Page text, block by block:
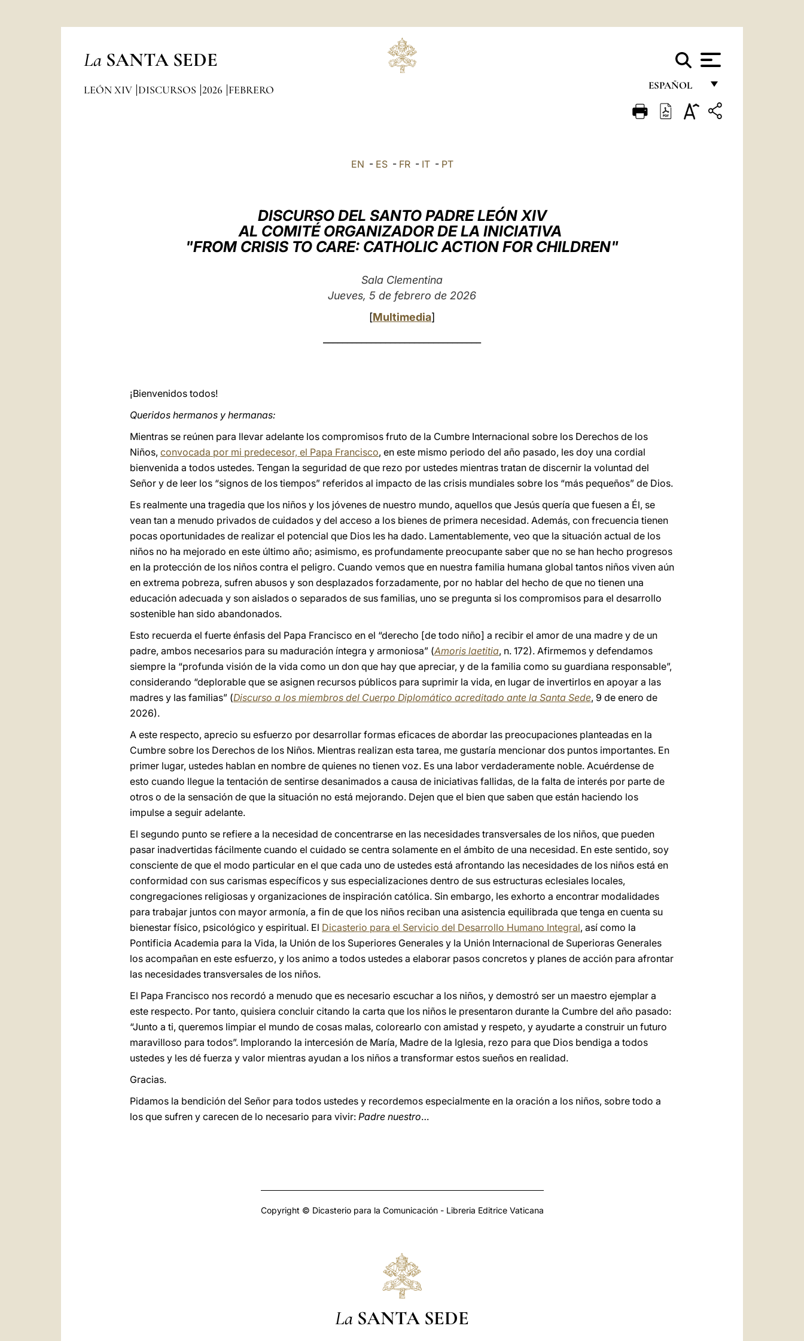
La SANTA SEDE
ESPAÑOL
FRANÇAIS
LEÓN XIV DISCURSOS 2026 FEBRERO
EN - ES- FR- IT- PT
DISCURSO DEL SANTO PADRE LEÓN XIV
AL COMITÉ ORGANIZADOR DE LA INICIATIVA
"FROM CRISIS TO CARE: CATHOLIC ACTION FOR CHILDREN"
Sala Clementina
Jueves, 5 de febrero de 2026
[Multimedia]
¡Bienvenidos todos!
Queridos hermanos y hermanas:
Mientras se reúnen para llevar adelante los compromisos fruto de la Cumbre Internacional sobre los Derechos de los
Niños, convocada por mi predecesor, el Papa Francisco, en este mismo periodo del año pasado, les doy una cordial
bienvenida a todos ustedes. Tengan la seguridad de que rezo por ustedes mientras tratan de discernir la voluntad del
Señor y de leer los “signos de los tiempos” referidos al impacto de las crisis mundiales sobre los “más pequeños” de Dios.
Es realmente una tragedia que los niños y los jóvenes de nuestro mundo, aquellos que Jesús quería que fuesen a Él, se
vean tan a menudo privados de cuidados y del acceso a los bienes de primera necesidad. Además, con frecuencia tienen
pocas oportunidades de realizar el potencial que Dios les ha dado. Lamentablemente, veo que la situación actual de los
niños no ha mejorado en este último año; asimismo, es profundamente preocupante saber que no se han hecho progresos
en la protección de los niños contra el peligro. Cuando vemos que en nuestra familia humana global tantos niños viven aún
en extrema pobreza, sufren abusos y son desplazados forzadamente, por no hablar del hecho de que no tienen una
educación adecuada y son aislados o separados de sus familias, uno se pregunta si los compromisos para el desarrollo
sostenible han sido abandonados.
Esto recuerda el fuerte énfasis del Papa Francisco en el “derecho [de todo niño] a recibir el amor de una madre y de un
padre, ambos necesarios para su maduración íntegra y armoniosa” (Amoris laetitia, n. 172). Afirmemos y defendamos
siempre la “profunda visión de la vida como un don que hay que apreciar, y de la familia como su guardiana responsable”,
considerando “deplorable que se asignen recursos públicos para suprimir la vida, en lugar de invertirlos en apoyar a las
madres y las familias” (Discurso a los miembros del Cuerpo Diplomático acreditado ante la Santa Sede, 9 de enero de
2026).
A este respecto, aprecio su esfuerzo por desarrollar formas eficaces de abordar las preocupaciones planteadas en la
Cumbre sobre los Derechos de los Niños. Mientras realizan esta tarea, me gustaría mencionar dos puntos importantes. En
primer lugar, ustedes hablan en nombre de quienes no tienen voz. Es una labor verdaderamente noble. Acuérdense de
esto cuando llegue la tentación de sentirse desanimados a causa de iniciativas fallidas, de la falta de interés por parte de
otros o de la sensación de que la situación no está mejorando. Dejen que el bien que saben que están haciendo los
impulse a seguir adelante.
El segundo punto se refiere a la necesidad de concentrarse en las necesidades transversales de los niños, que pueden
pasar inadvertidas fácilmente cuando el cuidado se centra solamente en el ámbito de una necesidad. En este sentido, soy
consciente de que el modo particular en el que cada uno de ustedes está afrontando las necesidades de los niños está en
conformidad con sus carismas específicos y sus especializaciones dentro de sus estructuras eclesiales locales,
congregaciones religiosas y organizaciones de inspiración católica. Sin embargo, les exhorto a encontrar modalidades
para trabajar juntos con mayor armonía, a fin de que los niños reciban una asistencia equilibrada que tenga en cuenta su
bienestar físico, psicológico y espiritual. El Dicasterio para el Servicio del Desarrollo Humano Integral, así como la
Pontificia Academia para la Vida, la Unión de los Superiores Generales y la Unión Internacional de Superioras Generales
los acompañan en este esfuerzo, y los animo a todos ustedes a elaborar pasos concretos y planes de acción para afrontar
las necesidades transversales de los niños.
El Papa Francisco nos recordó a menudo que es necesario escuchar a los niños, y demostró ser un maestro ejemplar a
este respecto. Por tanto, quisiera concluir citando la carta que los niños le presentaron durante la Cumbre del año pasado:
“Junto a ti, queremos limpiar el mundo de cosas malas, colorearlo con amistad y respeto, y ayudarte a construir un futuro
maravilloso para todos”. Implorando la intercesión de María, Madre de la Iglesia, rezo para que Dios bendiga a todos
ustedes y les dé fuerza y valor mientras ayudan a los niños a transformar estos sueños en realidad.
Gracias.
Pidamos la bendición del Señor para todos ustedes y recordemos especialmente en la oración a los niños, sobre todo a
los que sufren y carecen de lo necesario para vivir: Padre nuestro…
Copyright © Dicasterio para la Comunicación - Libreria Editrice Vaticana
La SANTA SEDE